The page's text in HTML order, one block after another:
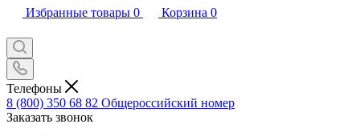
Избранные товары 0 Корзина 0
Телефоны
8 (800) 350 68 82 Общероссийский номер
Заказать звонок